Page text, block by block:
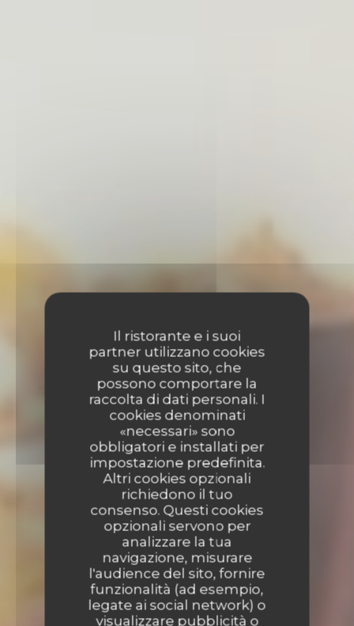
Il ristorante e i suoi
partner utilizzano cookies
su questo sito, che
possono comportare la
raccolta di dati personali. I
cookies denominati
«necessari» sono
obbligatori e installati per
impostazione predefinita.
Altri cookies opzionali
richiedono il tuo
consenso. Questi cookies
opzionali servono per
analizzare la tua
navigazione, misurare
l'audience del sito, fornire
funzionalità (ad esempio,
legate ai social network) o
visualizzare pubblicità o